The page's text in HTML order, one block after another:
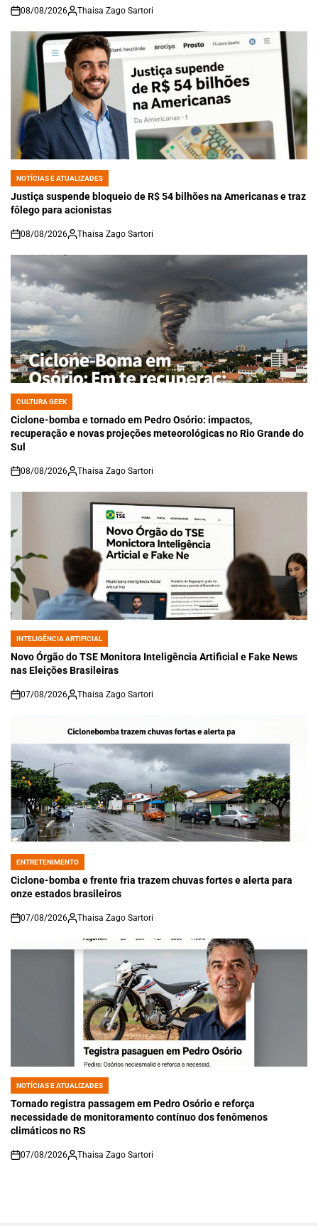
on
08/08/2026 Thaisa Zago Sartori
POSTED
IN
NOTÍCIAS E ATUALIZADES
Justiça suspende bloqueio de R$ 54 bilhões na Americanas e traz
fôlego para acionistas
on
08/08/2026 Thaisa Zago Sartori
POSTED
IN
CULTURA GEEK
Ciclone-bomba e tornado em Pedro Osório: impactos,
recuperação e novas projeções meteorológicas no Rio Grande do
Sul
on
08/08/2026 Thaisa Zago Sartori
POSTED
IN
INTELIGÊNCIA ARTIFICIAL
Novo Órgão do TSE Monitora Inteligência Artificial e Fake News
nas Eleições Brasileiras
on
07/08/2026 Thaisa Zago Sartori
POSTED
IN
ENTRETENIMENTO
Ciclone-bomba e frente fria trazem chuvas fortes e alerta para
onze estados brasileiros
on
07/08/2026 Thaisa Zago Sartori
POSTED
IN
NOTÍCIAS E ATUALIZADES
Tornado registra passagem em Pedro Osório e reforça
necessidade de monitoramento contínuo dos fenômenos
climáticos no RS
on
07/08/2026 Thaisa Zago Sartori